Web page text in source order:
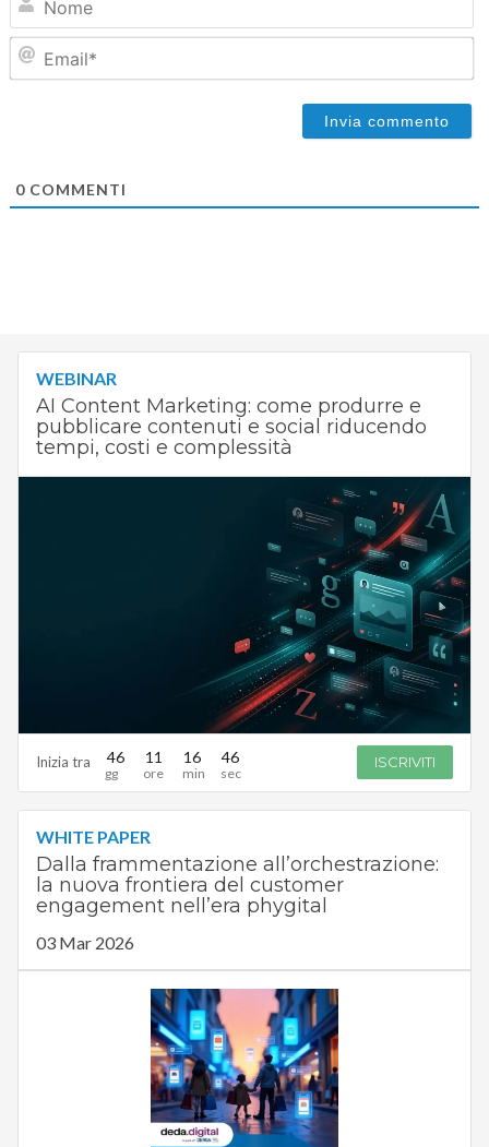
0COMMENTI
WEBINAR
AI Content Marketing: come produrre e
pubblicare contenuti e social riducendo
tempi, costi e complessità
Inizia tra 46 11 16 45 ISCRIVITI
WHITE PAPER
Dalla frammentazione all’orchestrazione:
la nuova frontiera del customer
engagement nell’era phygital
03 Mar 2026